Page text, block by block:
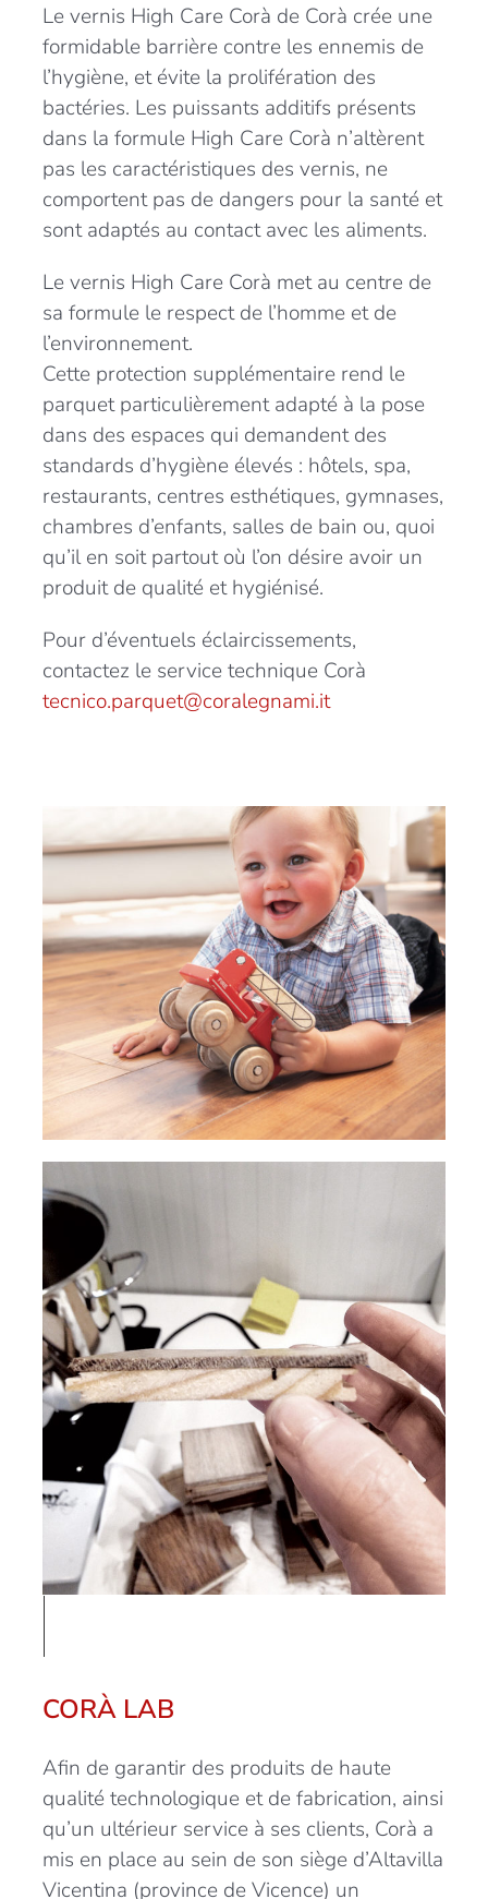
Le vernis High Care Corà de Corà crée une
formidable barrière contre les ennemis de
l’hygiène, et évite la prolifération des
bactéries. Les puissants additifs présents
dans la formule High Care Corà n’altèrent
pas les caractéristiques des vernis, ne
comportent pas de dangers pour la santé et
sont adaptés au contact avec les aliments.
Le vernis High Care Corà met au centre de
sa formule le respect de l’homme et de
l’environnement.
Cette protection supplémentaire rend le
parquet particulièrement adapté à la pose
dans des espaces qui demandent des
standards d’hygiène élevés : hôtels, spa,
restaurants, centres esthétiques, gymnases,
chambres d’enfants, salles de bain ou, quoi
qu’il en soit partout où l’on désire avoir un
produit de qualité et hygiénisé.
Pour d’éventuels éclaircissements,
contactez le service technique Corà
tecnico.parquet@coralegnami.it
CORÀ LAB
Afin de garantir des produits de haute
qualité technologique et de fabrication, ainsi
qu’un ultérieur service à ses clients, Corà a
mis en place au sein de son siège d’Altavilla
Vicentina (province de Vicence) un